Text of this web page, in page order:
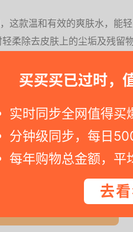
买买买已过时，
实时同步全网值得买
分钟级同步，每日
每年购物总金额，平
去
这款温和有效的爽肤水，能
柔除去皮肤上的尘垢及残留
感肌肤极干燥或过敏时的急救
冲. 假如您点击京东国际活动网页
时间得到内部特价；点此领取隐藏